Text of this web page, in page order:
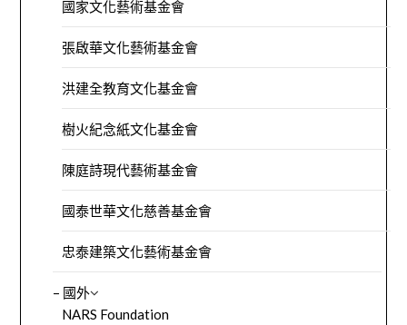
國家文化藝術基金會
張啟華文化藝術基金會
洪建全教育文化基金會
樹火紀念紙文化基金會
陳庭詩現代藝術基金會
國泰世華文化慈善基金會
忠泰建築文化藝術基金會
– 國外
NARS Foundation